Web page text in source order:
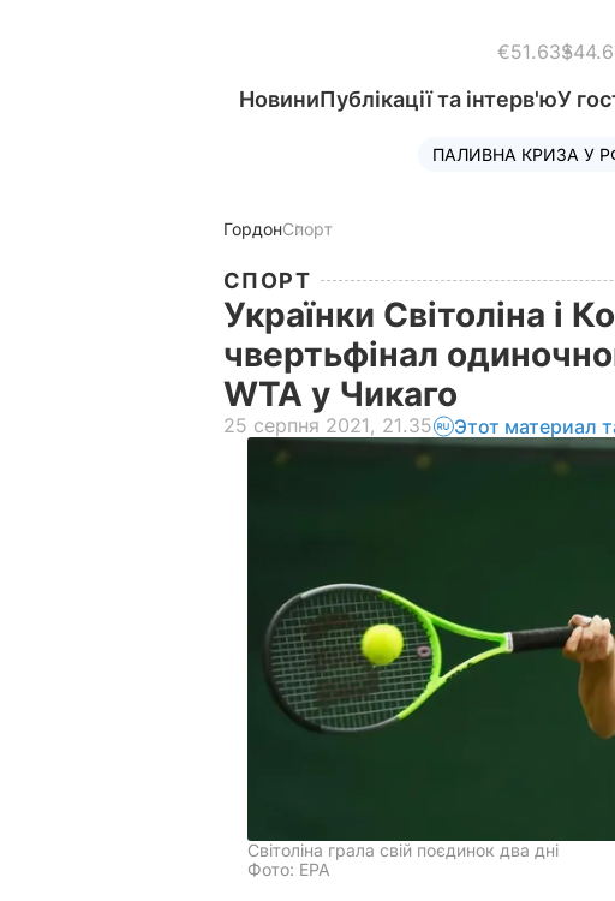
€51.63
НовиниПублікації та інтерв'юУ
ПАЛИВНА КРИЗА У
ГордонСпорт
СПОРТ
Українки Світоліна і
чвертьфінал
WTA у Чикаго
25 серпня 2021, 21.35 Этот материал
Світоліна грала свій поєдинок два дні
Фото: ЕРА